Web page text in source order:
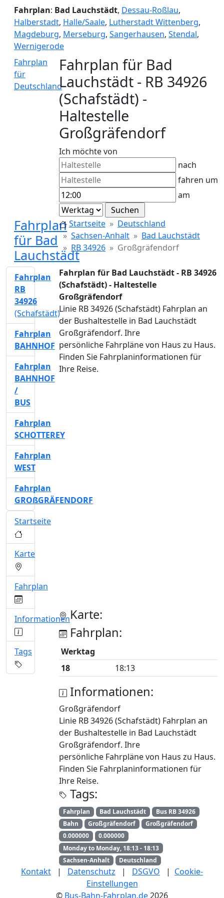
Fahrplan: Bad Lauchstädt, Dessau-Roßlau,
Halberstadt, Halle/Saale, Lutherstadt Wittenberg,
Magdeburg, Merseburg, Sangerhausen, Stendal,
Wernigerode
Fahrplan
für
Deutschland
Fahrplan für Bad
Lauchstädt - RB 34926
(Schafstädt) -
Haltestelle
Großgräfendorf
Ich möchte von
nach
fahren um
am
Fahrplan
für Bad
Lauchstädt
Startseite
Deutschland
Sachsen-Anhalt
Bad Lauchstädt
RB 34926
Großgräfendorf
Fahrplan für Bad Lauchstädt - RB 34926
(Schafstädt) - Haltestelle
Großgräfendorf
Linie RB 34926 (Schafstädt) Fahrplan an
der Bushaltestelle in Bad Lauchstädt
Großgräfendorf. Ihre
persönliche Fahrpläne von Haus zu Haus.
Finden Sie Fahrplaninformationen für
Ihre Reise.
Karte:
Fahrplan:
Werktag
18
18:13
Informationen:
Großgräfendorf
Linie RB 34926 (Schafstädt) Fahrplan an
der Bushaltestelle in Bad Lauchstädt
Großgräfendorf. Ihre
persönliche Fahrpläne von Haus zu Haus.
Finden Sie Fahrplaninformationen für
Ihre Reise.
Tags:
Fahrplan Bad Lauchstädt
Bus RB 34926
Bahn
Großgräfendorf
Großgräfendorf
0.000000
0.000000
Monday to Monday, 18:13 - 18:13
Sachsen-Anhalt
Deutschland
Fahrplan
RB
34926
(Schafstädt)
Fahrplan
BAHNHOF
Fahrplan
BAHNHOF
/
BUS
Fahrplan
SCHOTTEREY
Fahrplan
WEST
Fahrplan
GROßGRÄFENDORF
Startseite
Karte
Fahrplan
Informationen
Tags
Kontakt | Datenschutz | DSGVO | Cookie-
Einstellungen
© Bus-Bahn-Fahrplan.de 2026